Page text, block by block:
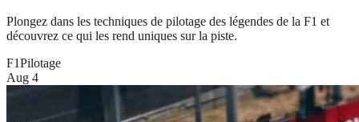
Plongez dans les techniques de pilotage des légendes de la F1 et
découvrez ce qui les rend uniques sur la piste.
F1Pilotage
Aug 4